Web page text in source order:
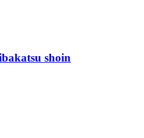
shoin